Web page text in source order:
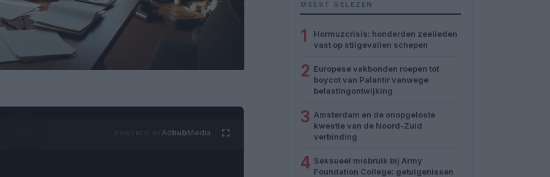
AdhubMedia
MEEST GELEZEN
1
Hormuzcrisis: honderden zeelieden
vast op stilgevallen schepen
2 Europese vakbonden roepen tot
boycot van Palantir vanwege
belastingontwijking
3 Amsterdam en de onopgeloste
kwestie van de Noord-Zuid
verbinding
4 Seksueel misbruik bij Army
Foundation College: getuigenissen